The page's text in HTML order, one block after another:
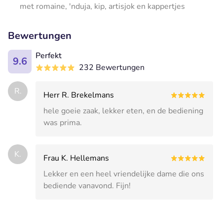
met romaine, 'nduja, kip, artisjok en kappertjes
Bewertungen
9.6
Perfekt
232 Bewertungen
R.
Herr R. Brekelmans
hele goeie zaak, lekker eten, en de bediening
was prima.
K.
Frau K. Hellemans
Lekker en een heel vriendelijke dame die ons
bediende vanavond. Fijn!